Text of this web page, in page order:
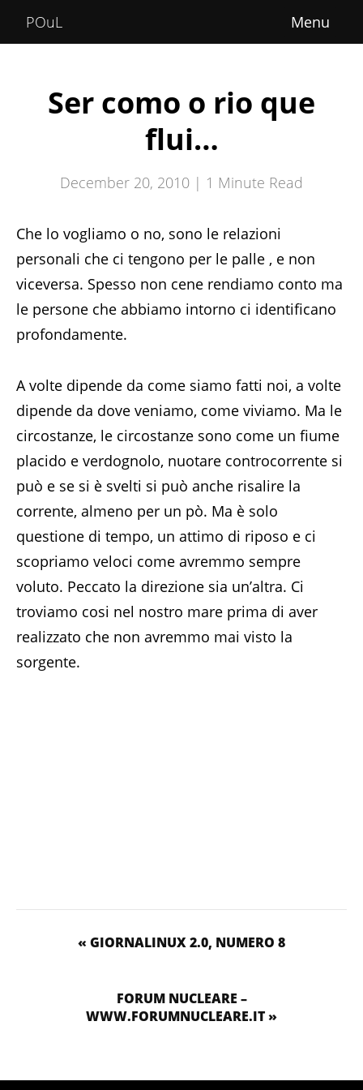
POuL
Home
Ser como o rio que
flui…
December 20, 2010 | 1 Minute Read
Che lo vogliamo o no, sono le relazioni
personali che ci tengono per le palle , e non
viceversa. Spesso non cene rendiamo conto ma
le persone che abbiamo intorno ci identificano
profondamente.
A volte dipende da come siamo fatti noi, a volte
dipende da dove veniamo, come viviamo. Ma le
circostanze, le circostanze sono come un fiume
placido e verdognolo, nuotare controcorrente si
può e se si è svelti si può anche risalire la
corrente, almeno per un pò. Ma è solo
questione di tempo, un attimo di riposo e ci
scopriamo veloci come avremmo sempre
voluto. Peccato la direzione sia un’altra. Ci
troviamo cosi nel nostro mare prima di aver
realizzato che non avremmo mai visto la
sorgente.
« GIORNALINUX 2.0, NUMERO 8
FORUM NUCLEARE –
WWW.FORUMNUCLEARE.IT »